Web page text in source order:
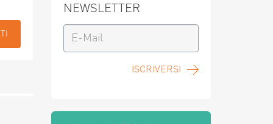
NEWSLETTER
ISCRIVERSI